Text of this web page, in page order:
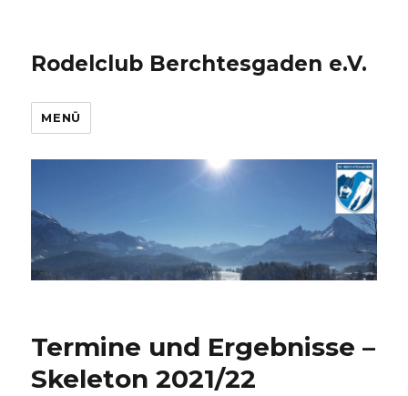
Rodelclub Berchtesgaden e.V.
MENÜ
Termine und Ergebnisse –
Skeleton 2021/22